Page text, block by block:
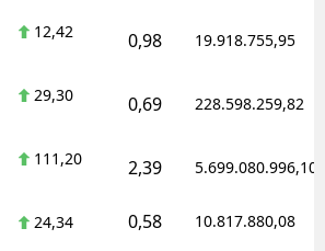
12,42 0,98 19.918.755,95
29,30 0,69 228.598.259,82
111,20 2,39 5.699.080.996,10
24,34 0,58 10.817.880,08